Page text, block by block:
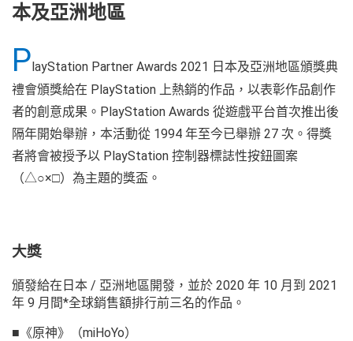
本及亞洲地區
PlayStation Partner Awards 2021 日本及亞洲地區頒獎典
禮會頒獎給在 PlayStation 上熱銷的作品，以表彰作品創作
者的創意成果。PlayStation Awards 從遊戲平台首次推出後
隔年開始舉辦，本活動從 1994 年至今已舉辦 27 次。得獎
者將會被授予以 PlayStation 控制器標誌性按鈕圖案
（△○×□）為主題的獎盃。
大獎
頒發給在日本 / 亞洲地區開發，並於 2020 年 10 月到 2021
年 9 月間*全球銷售額排行前三名的作品。
■《原神》（miHoYo）